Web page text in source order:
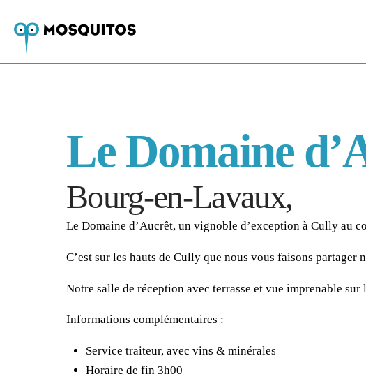
Le Domaine
Bourg-en-Lavaux,
Le Domaine d’Aucrêt, un vignoble d’exception à Cully au
C’est sur les hauts de Cully que nous vous faisons
Notre salle de réception avec terrasse et vue imprenable
Informations complémentaires :
Service traiteur, avec vins & minérales
Horaire de fin 3h00